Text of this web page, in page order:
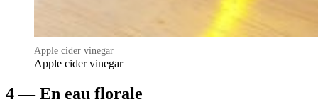
Apple cider vinegar
Apple cider vinegar
4 — En eau florale